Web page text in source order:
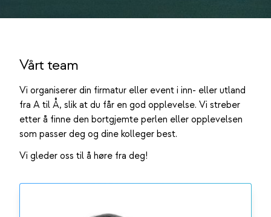
Vårt team
Vi organiserer din firmatur eller event i inn- eller utland
fra A til Å, slik at du får en god opplevelse. Vi streber
etter å finne den bortgjemte perlen eller opplevelsen
som passer deg og dine kolleger best.
Vi gleder oss til å høre fra deg!